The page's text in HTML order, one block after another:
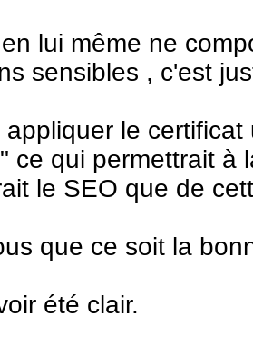
lui même ne
sensibles , c'est
le
ce qui permettrait à
le SEO que de
que ce soit la
été clair.